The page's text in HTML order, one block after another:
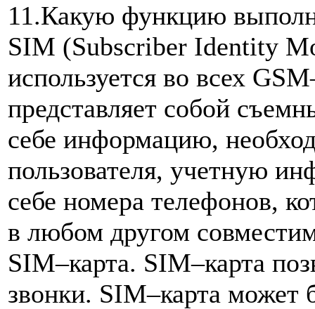
11.Какую функцию
SIM (Subscriber Identity
используется во всех
представляет собой
себе информацию,
пользователя, учетную
себе номера телефонов,
в любом другом
SIM–карта. SIM–карта
звонки. SIM–карта может